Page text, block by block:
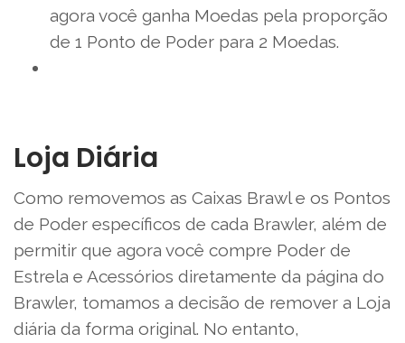
agora você ganha Moedas pela proporção
de 1 Ponto de Poder para 2 Moedas.
Loja Diária
Como removemos as Caixas Brawl e os Pontos
de Poder específicos de cada Brawler, além de
permitir que agora você compre Poder de
Estrela e Acessórios diretamente da página do
Brawler, tomamos a decisão de remover a Loja
diária da forma original. No entanto,